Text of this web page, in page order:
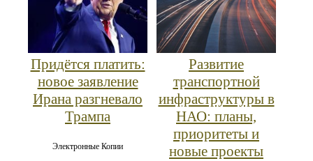
Придётся платить:
новое заявление
Ирана разгневало
Трампа
Электронные Копии
Развитие
транспортной
инфраструктуры в
НАО: планы,
приоритеты и
новые проекты